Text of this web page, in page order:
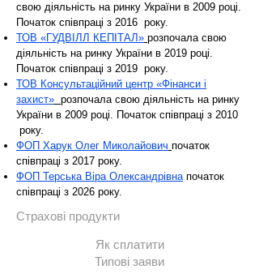
свою діяльність на ринку України в 2009 році.
Початок співпраці з 2016 року.
ТОВ «ГУДВІЛЛ КЕПІТАЛ» розпочала свою
діяльність на ринку України в 2019 році.
Початок співпраці з 2019 року.
ТОВ Консультаційний центр «Фінанси і
захист» розпочала свою діяльність на ринку
України в 2009 році. Початок співпраці з 2010
року.
ФОП Харук Олег Миколайович початок
співпраці з 2017 року.
ФОП Терська Віра Олександрівнапочаток
співпраці з 2026 року.
Страхові продукти
Як сплатити
Типові заяви